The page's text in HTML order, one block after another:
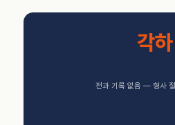
각하
전과 기록 없음 — 형사